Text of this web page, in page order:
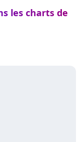
les charts de